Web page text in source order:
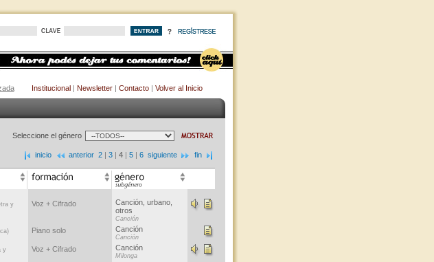
Institucional| Newsletter| Contacto| Volver al Inicio
Seleccione el género
inicio anterior 2| 3| 4| 5| 6 siguiente fin
y
Voz + Cifrado
Canción, urbano,
otros
Canción
Piano solo Canción
Canción
y
Voz + Cifrado Canción
Milonga